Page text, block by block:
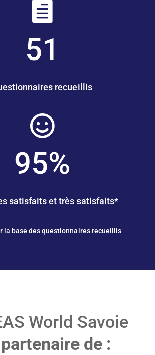

51
recueillis

95%
satisfaits et très satisfaits*
la base des questionnaires recueillis
World Savoie
partenaire de :